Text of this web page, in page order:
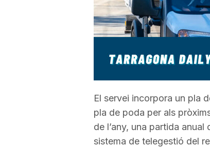
a
a
El servei incorpora un pla
pla de poda per als
de l’any, una partida
sistema de telegestió del